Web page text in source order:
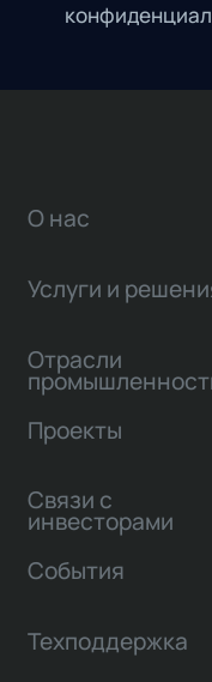
О нас
Услуги и
Отрасли
Проекты
Связи с
инвесторами
События
Техподдержка